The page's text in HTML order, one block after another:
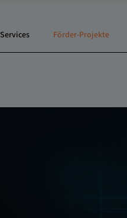
Services Förder-Projekte